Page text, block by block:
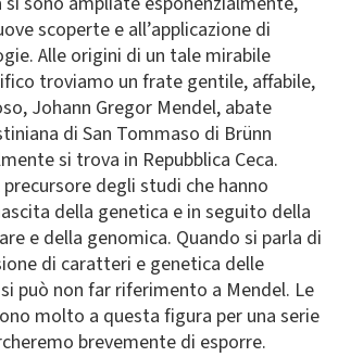
scoperte e all’applicazione di
Alle origini di un tale mirabile
troviamo un frate gentile, affabile,
Johann Gregor Mendel, abate
di San Tommaso di Brünn
si trova in Repubblica Ceca.
degli studi che hanno
della genetica e in seguito della
e della genomica. Quando si parla di
di caratteri e genetica delle
può non far riferimento a Mendel. Le
molto a questa figura per una serie
brevemente di esporre.